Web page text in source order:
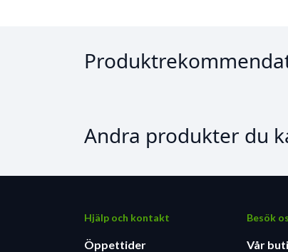
Andra produkter du
Hjälp och kontakt
Öppettider
Besök
Vår